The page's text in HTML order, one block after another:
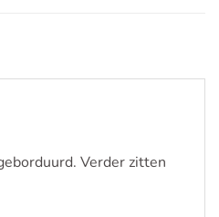
Verder zitten